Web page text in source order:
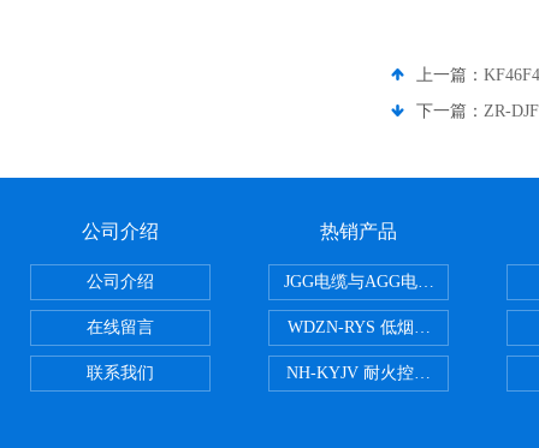
上一篇：
下一篇： ZR-
公司介绍
公司介绍
在线留言
联系我们
热销产品
JGG电缆与AGG电缆有什么区别
WDZN-RYS 低烟无卤耐火双绞线
NH-KYJV 耐火控制电缆